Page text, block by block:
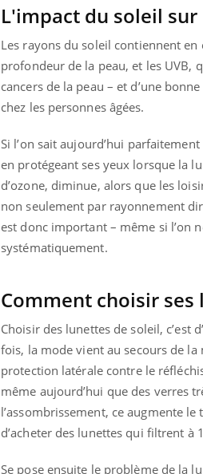
L'impact du soleil sur
Les rayons du soleil contiennent
profondeur de la peau, et les UVB,
cancers de la peau – et d’une
chez les personnes âgées.
Si l’on sait aujourd’hui
en protégeant ses yeux lorsque la
d’ozone, diminue, alors que les
non seulement par rayonnement
est donc important – même si l’on
systématiquement.
Comment choisir ses
Choisir des lunettes de soleil, c’est
fois, la mode vient au secours de
protection latérale contre le
même aujourd’hui que des verres
l’assombrissement, ce augmente
d’acheter des lunettes qui filtrent à
Se pose ensuite le problème de la